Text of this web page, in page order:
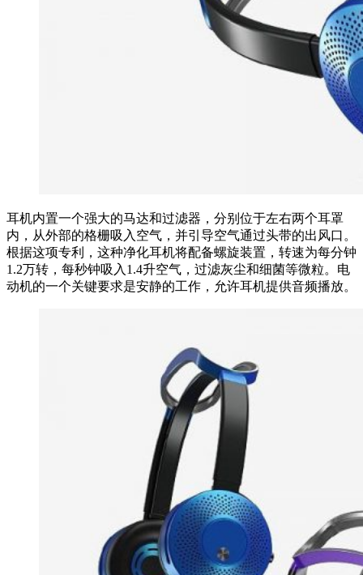
耳机内置一个强大的马达和过滤器，分别位于左右两个耳罩
内，从外部的格栅吸入空气，并引导空气通过头带的出风口。
根据这项专利，这种净化耳机将配备螺旋装置，转速为每分钟
1.2万转，每秒钟吸入1.4升空气，过滤灰尘和细菌等微粒。电
动机的一个关键要求是安静的工作，允许耳机提供音频播放。